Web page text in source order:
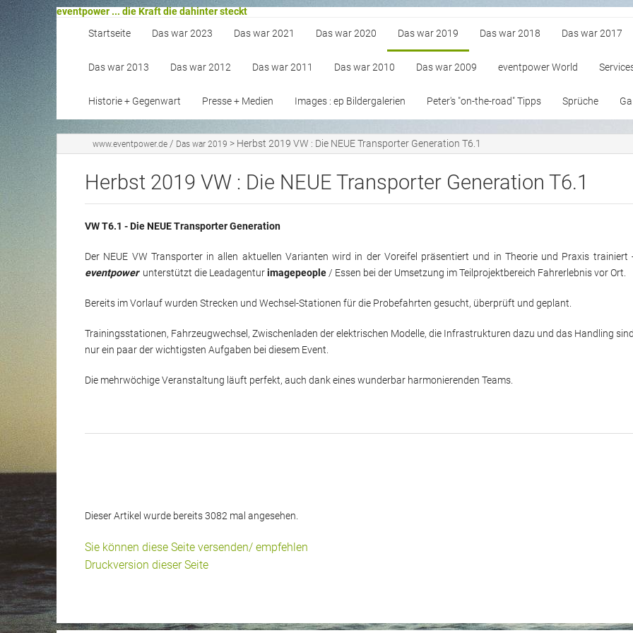
eventpower ... die Kraft die dahinter steckt
Startseite
Das war 2023 Das war 2021 Das war 2020 Das war 2019 Das war 2018 Das war 2017
Das war 2013 Das war 2012 Das war 2011 Das war 2010 Das war 2009 eventpower World
Historie + Gegenwart Presse + Medien Images : ep Bildergalerien Peter's "on-the-road" Tipps Sprüche
www.eventpower.de / Das war 2019 > Herbst 2019 VW : Die NEUE Transporter Generation T6.1
Herbst 2019 VW : Die NEUE Transporter Generation T6.1
VW T6.1 - Die NEUE Transporter Generation
Der NEUE VW Transporter in allen aktuellen Varianten wird in der Voreifel präsentiert und in Theorie und Praxis trainiert
eventpowerunterstützt die Leadagenturimagepeople/ Essen bei der Umsetzung im Teilprojektbereich Fahrerlebnis vor Ort.
Bereits im Vorlauf wurden Strecken und Wechsel-Stationen für die Probefahrten gesucht, überprüft und geplant.
Trainingsstationen, Fahrzeugwechsel, Zwischenladen der elektrischen Modelle, die Infrastrukturen dazu und das Handling
nur ein paar der wichtigsten Aufgaben bei diesem Event.
Die mehrwöchige Veranstaltung läuft perfekt, auch dank eines wunderbar harmonierenden Teams.
Dieser Artikel wurde bereits 3082 mal angesehen.
Sie können diese Seite versenden/ empfehlen
Druckversion dieser Seite